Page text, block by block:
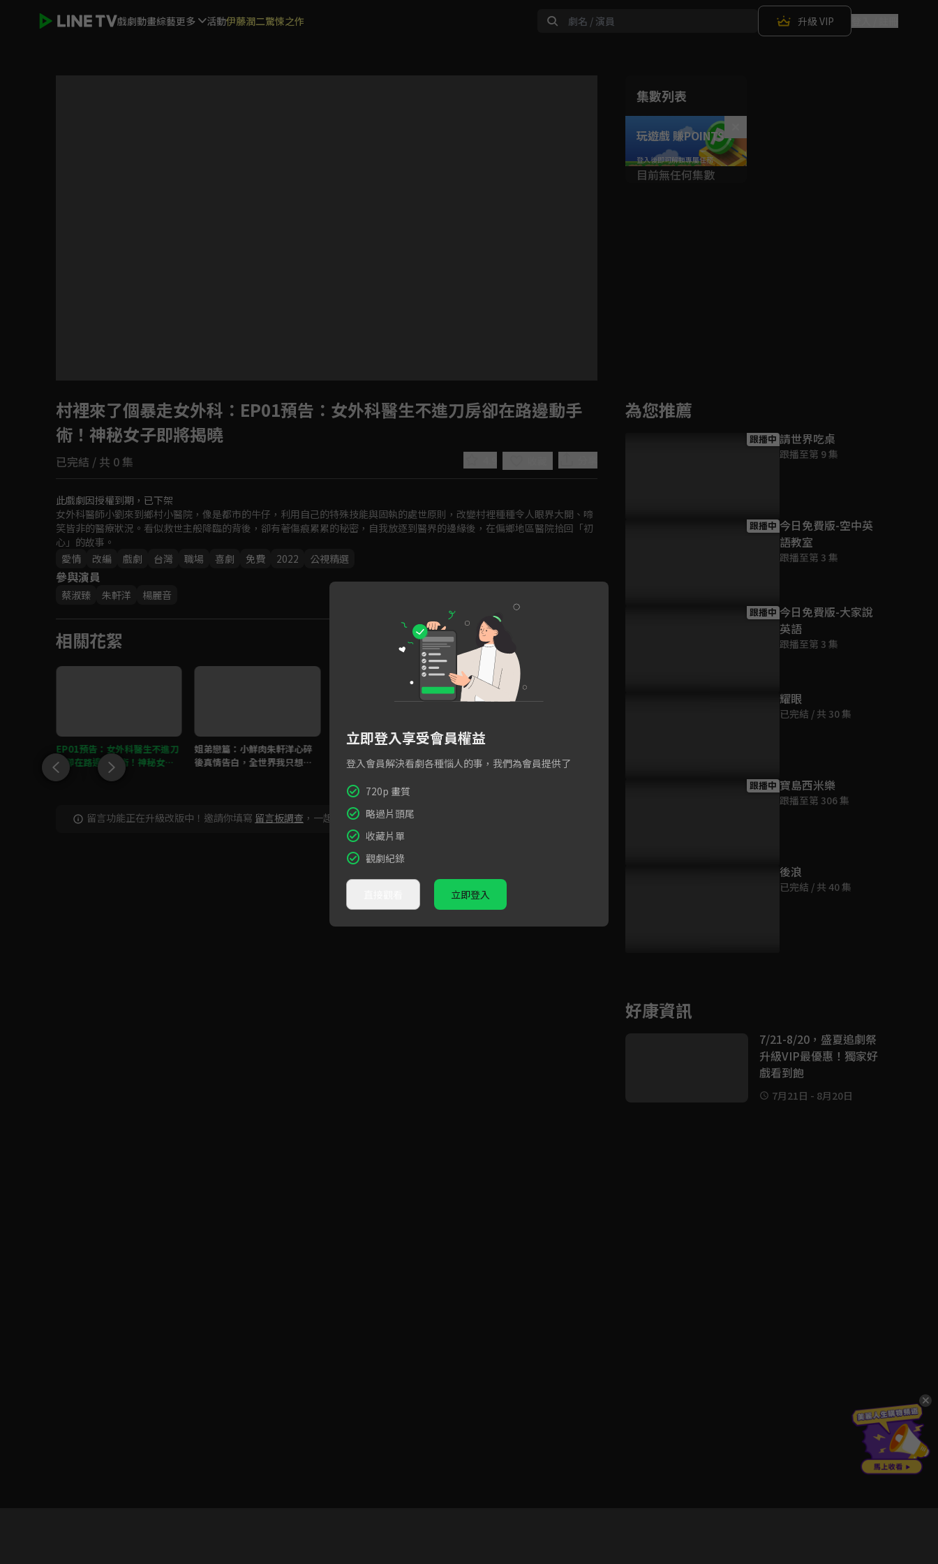
戲劇動畫綜藝更多 活動伊藤潤二驚悚之作 升級 VIP
Play
Video
集數列表
玩遊戲 賺POINTS！
目前無任何集數
村裡來了個暴走女外科 ：EP01預告：女外科醫生不進刀房卻在路邊動手
術！神秘女子即將揭曉
已完結 / 共 0 集
此戲劇因授權到期，已下架
女外科醫師小劉來到鄉村小醫院，像是都市的牛仔，利用自己的特殊技能與固執的處世原則，改變村裡種種令人眼界大開、啼
笑皆非的醫療狀況。看似救世主般降臨的背後，卻有著傷痕累累的秘密，自我放逐到醫界的邊緣後，在偏鄉地區醫院拾回「初
心」的故事。
愛情
改編 戲劇 台灣 職場 喜劇 免費 2022 公視精選
參與演員
蔡淑臻 朱軒洋 楊麗音
相關花絮
EP01預告：女外科醫生不進刀
房卻在路邊動手術！神秘女子
即將揭曉
姐弟戀篇：小鮮肉朱軒洋心碎
後真情告白，全世界我只想跟
風阻無阻我愛你篇：張再興勇
敢追愛風田，這對CP實在太
《村裡來了個暴走女外科》姐
弟戀篇：小鮮肉朱軒洋癡情愛
留言功能正在升級改版中！邀請你填寫 留言板調查 ，一起共創新版留言功能！
為您推薦
跟播中 請世界吃桌
跟播至第 9 集
跟播中 今日免費版-空中英
語教室
跟播至第 3 集
跟播中 今日免費版-大家說
英語
跟播至第 3 集
耀眼
已完結 / 共 30 集
跟播中 寶島西米樂
跟播至第 306 集
後浪
已完結 / 共 40 集
好康資訊
7/21-8/20，盛夏追劇祭
升級VIP最優惠！獨家好
戲看到飽
7月21日 - 8月20日
立即登入享受會員權益
登入會員解決看劇各種惱人的事，我們為會員提供了
720p 畫質
略過片頭尾
收藏片單
觀劇紀錄
立即登入